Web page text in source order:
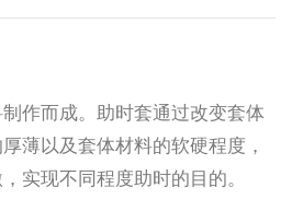
作而成。助时套通过改变套体
薄以及套体材料的软硬程度，
实现不同程度助时的目的。